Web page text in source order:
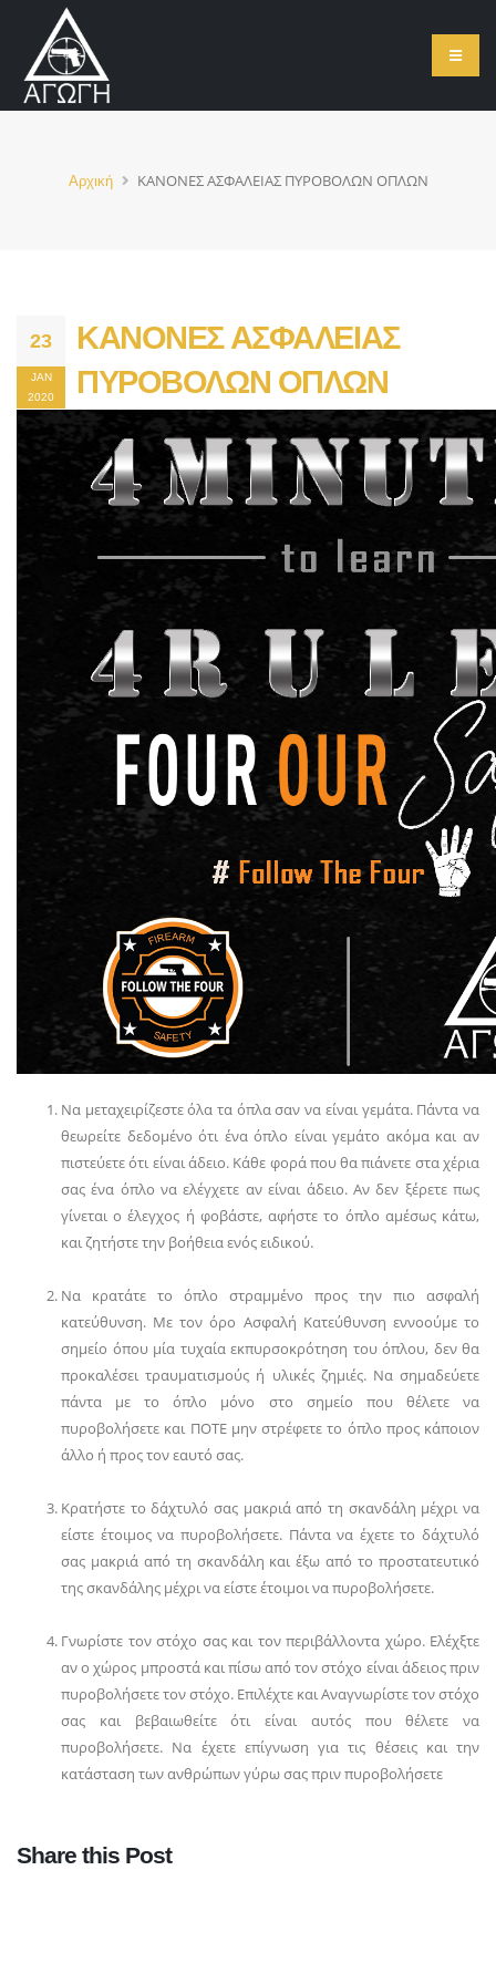
Αρχική ΚΑΝΟΝΕΣ ΑΣΦΑΛΕΙΑΣ ΠΥΡΟΒΟΛΩΝ ΟΠΛΩΝ
23
JAN
2020
ΚΑΝΟΝΕΣ ΑΣΦΑΛΕΙΑΣ
ΠΥΡΟΒΟΛΩΝ ΟΠΛΩΝ
Να μεταχειρίζεστε όλα τα όπλα σαν να είναι γεμάτα. Πάντα να
θεωρείτε δεδομένο ότι ένα όπλο είναι γεμάτο ακόμα και αν
πιστεύετε ότι είναι άδειο. Κάθε φορά που θα πιάνετε στα χέρια
σας ένα όπλο να ελέγχετε αν είναι άδειο. Αν δεν ξέρετε πως
γίνεται ο έλεγχος ή φοβάστε, αφήστε το όπλο αμέσως κάτω,
και ζητήστε την βοήθεια ενός ειδικού.
Να κρατάτε το όπλο στραμμένο προς την πιο ασφαλή
κατεύθυνση. Με τον όρο Ασφαλή Κατεύθυνση εννοούμε το
σημείο όπου μία τυχαία εκπυρσοκρότηση του όπλου, δεν θα
προκαλέσει τραυματισμούς ή υλικές ζημιές. Να σημαδεύετε
πάντα με το όπλο μόνο στο σημείο που θέλετε να
πυροβολήσετε και ΠΟΤΕ μην στρέφετε το όπλο προς κάποιον
άλλο ή προς τον εαυτό σας.
Κρατήστε το δάχτυλό σας μακριά από τη σκανδάλη μέχρι να
είστε έτοιμος να πυροβολήσετε. Πάντα να έχετε το δάχτυλό
σας μακριά από τη σκανδάλη και έξω από το προστατευτικό
της σκανδάλης μέχρι να είστε έτοιμοι να πυροβολήσετε.
Γνωρίστε τον στόχο σας και τον περιβάλλοντα χώρο. Ελέχξτε
αν ο χώρος μπροστά και πίσω από τον στόχο είναι άδειος πριν
πυροβολήσετε τον στόχο. Επιλέχτε και Αναγνωρίστε τον στόχο
σας και βεβαιωθείτε ότι είναι αυτός που θέλετε να
πυροβολήσετε. Να έχετε επίγνωση για τις θέσεις και την
κατάσταση των ανθρώπων γύρω σας πριν πυροβολήσετε
Share this Post